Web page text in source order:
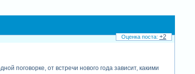
поговорке, от встречи нового года зависит, какими
+2